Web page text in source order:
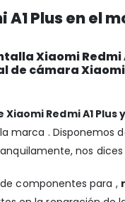
Plus en el
Xiaomi
de cámara
Redmi A1 Plus
marca . Disponemos
nos
componentes para ,